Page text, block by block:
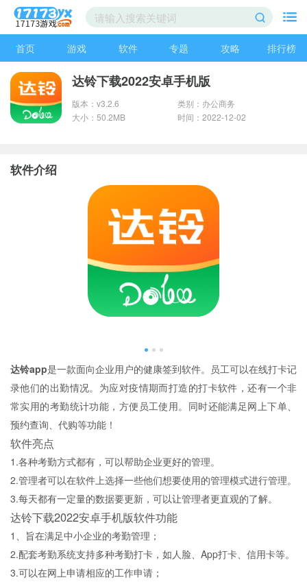
首页 游戏 软件 专题 攻略 排行榜
达铃下载2022安卓手机版
版本：v3.2.6
类别：办公商务
大小：50.2MB
时间：2022-12-02
软件介绍
达铃app是一款面向企业用户的健康签到软件。员工可以在线打卡记
录他们的出勤情况。为应对疫情期而打造的打卡软件，还有一个非
常实用的考勤统计功能，方便员工使用。同时还能满足网上下单、
预约查询、代购等功能！
软件亮点
1.各种考勤方式都有，可以帮助企业更好的管理。
2.管理者可以在软件上选择一些他们想要使用的管理模式进行管理。
3.每天都有一定量的数据要更新，可以让管理者更直观的了解。
达铃下载2022安卓手机版软件功能
1、旨在满足中小企业的考勤管理；
2.配套考勤系统支持多种考勤打卡，如人脸、App打卡、信用卡等。
3.可以在网上申请相应的工作申请；